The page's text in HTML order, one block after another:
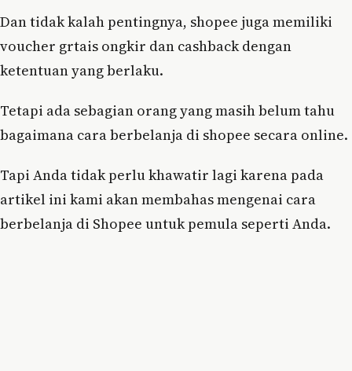
Dan tidak kalah pentingnya, shopee juga memiliki
voucher grtais ongkir dan cashback dengan
ketentuan yang berlaku.
Tetapi ada sebagian orang yang masih belum tahu
bagaimana cara berbelanja di shopee secara online.
Tapi Anda tidak perlu khawatir lagi karena pada
artikel ini kami akan membahas mengenai cara
berbelanja di Shopee untuk pemula seperti Anda.